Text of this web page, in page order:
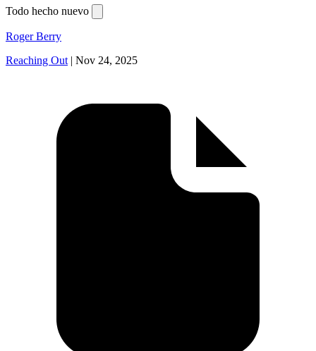
Todo hecho nuevo
Roger Berry
Reaching Out | Nov 24, 2025